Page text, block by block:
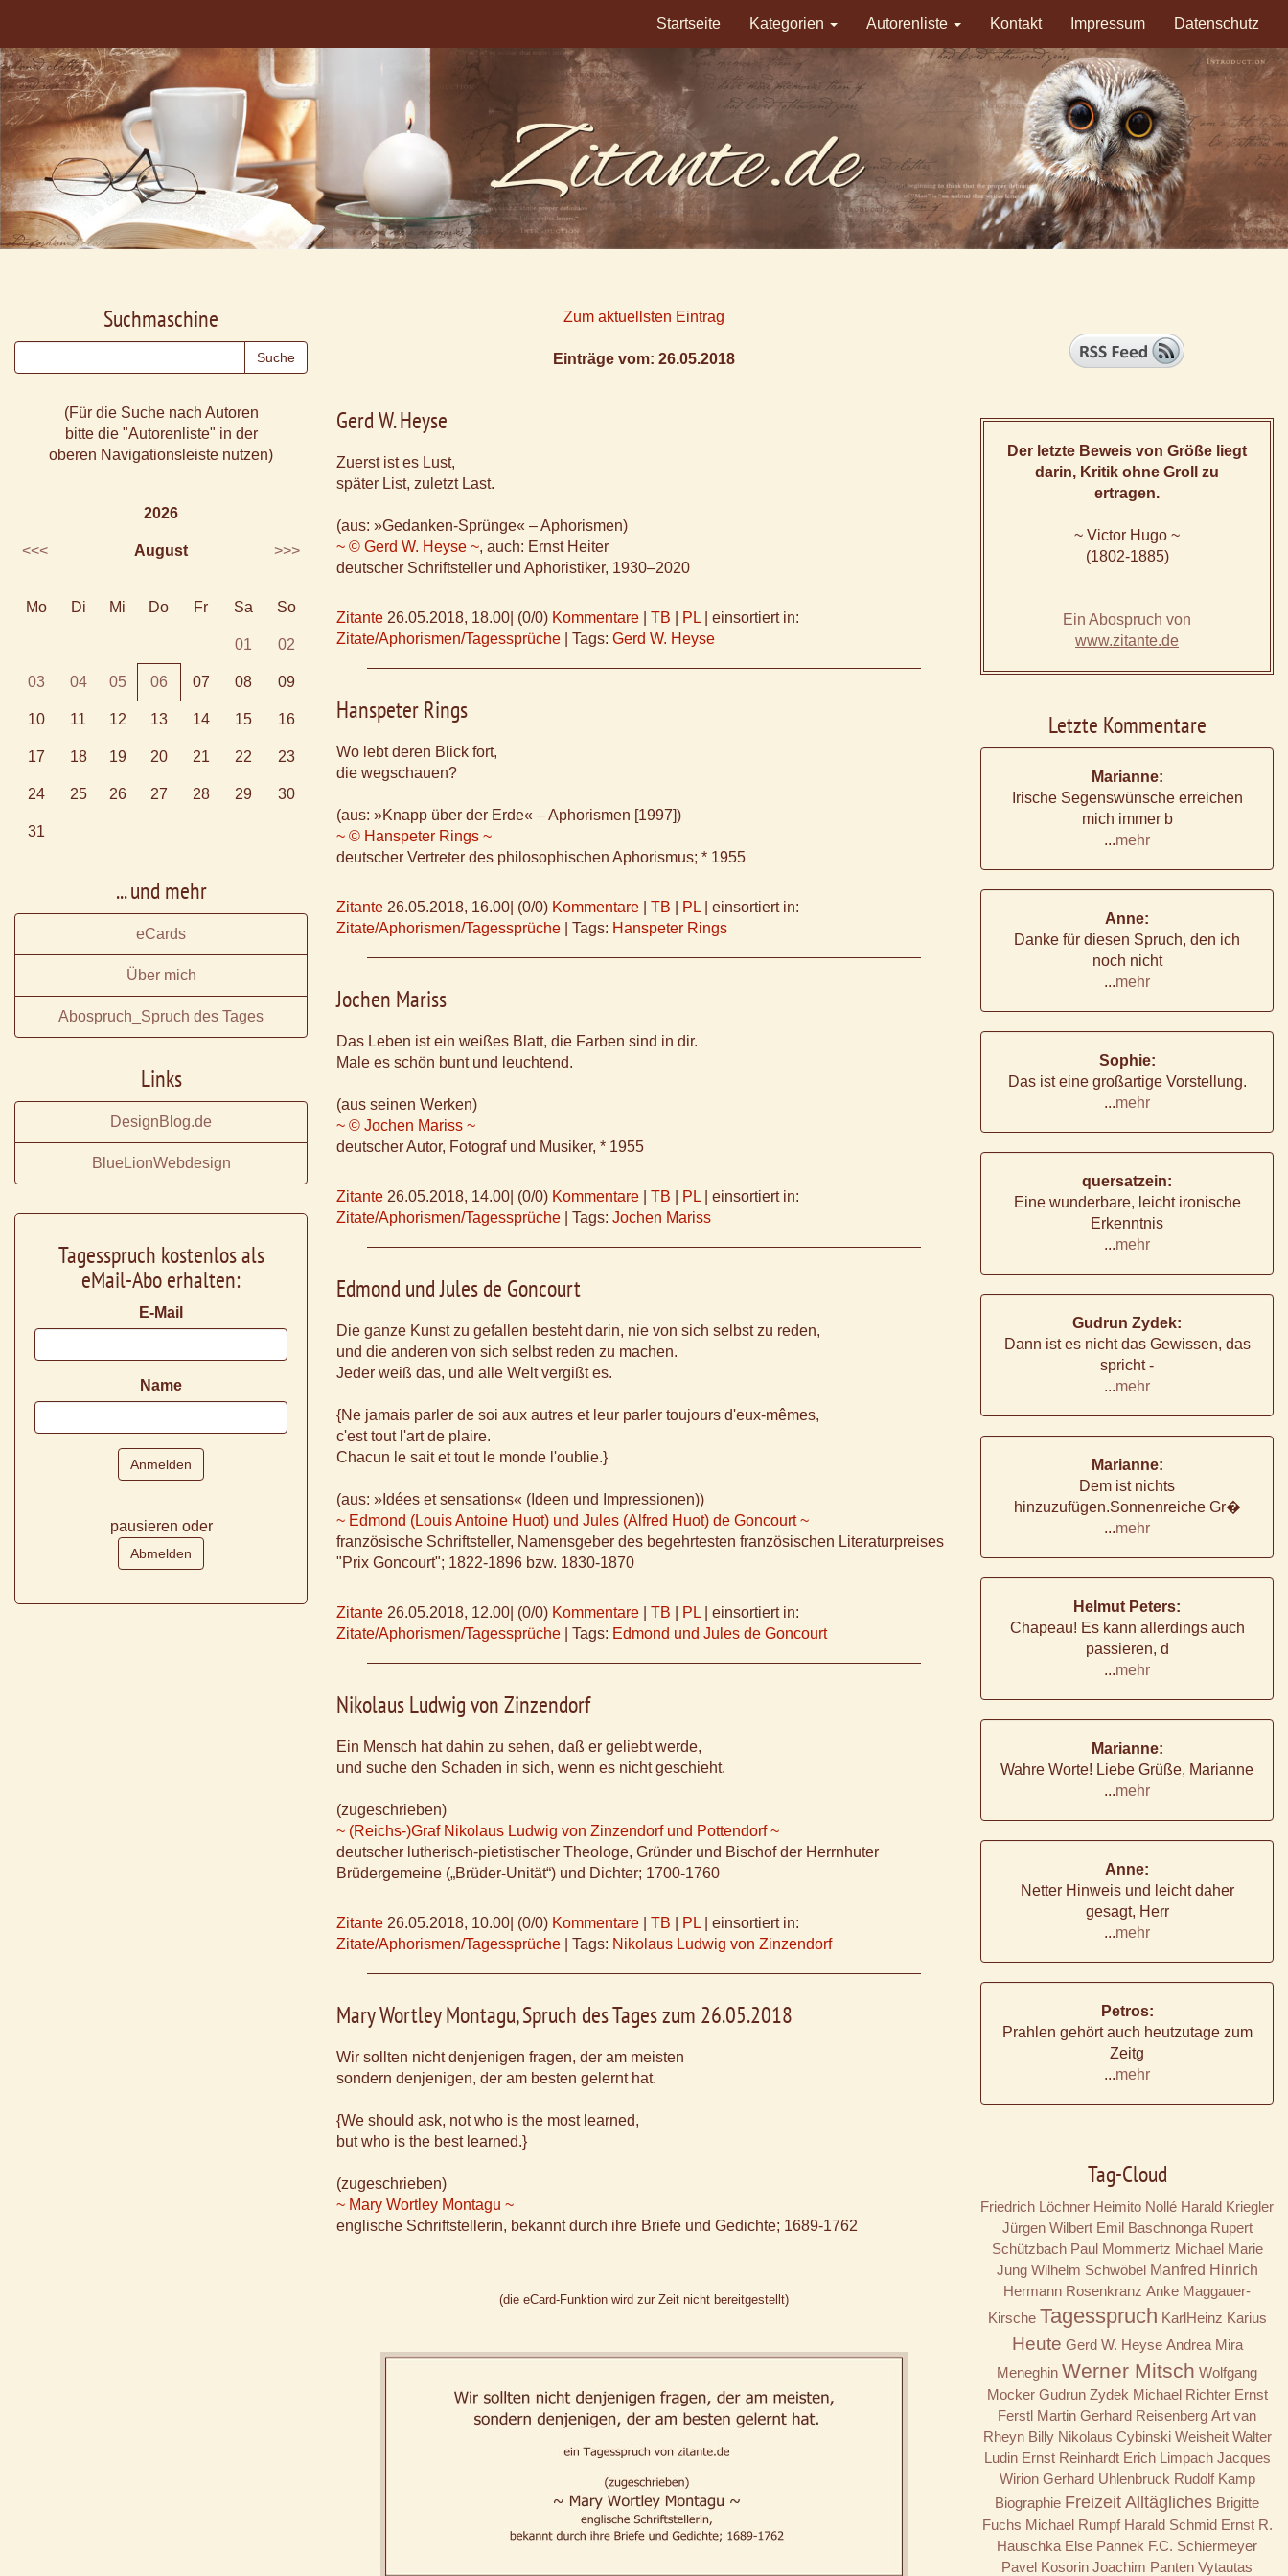
Startseite Kategorien Autorenliste Kontakt Impressum Datenschutz
Zum aktuellsten Eintrag
Einträge vom: 26.05.2018
Gerd W. Heyse
Zuerst ist es Lust,
später List, zuletzt Last.
(aus: »Gedanken-Sprünge« – Aphorismen)
~ © Gerd W. Heyse ~, auch: Ernst Heiter
deutscher Schriftsteller und Aphoristiker, 1930–2020
Zitante 26.05.2018, 18.00 (0/0) Kommentare TB PL
einsortiert in:
Zitate/Aphorismen/Tagessprüche
Tags: Gerd W. Heyse
Hanspeter Rings
Wo lebt deren Blick fort,
die wegschauen?
(aus: »Knapp über der Erde« – Aphorismen [1997])
~ © Hanspeter Rings ~
deutscher Vertreter des philosophischen Aphorismus; * 1955
Zitante 26.05.2018, 16.00 (0/0) Kommentare TB PL
einsortiert in:
Zitate/Aphorismen/Tagessprüche
Tags: Hanspeter Rings
Jochen Mariss
Das Leben ist ein weißes Blatt, die Farben sind in dir.
Male es schön bunt und leuchtend.
(aus seinen Werken)
~ © Jochen Mariss ~
deutscher Autor, Fotograf und Musiker, * 1955
Zitante 26.05.2018, 14.00 (0/0) Kommentare TB PL
einsortiert in:
Zitate/Aphorismen/Tagessprüche
Tags: Jochen Mariss
Edmond und Jules de Goncourt
Die ganze Kunst zu gefallen besteht darin, nie von sich selbst zu reden,
und die anderen von sich selbst reden zu machen.
Jeder weiß das, und alle Welt vergißt es.
{Ne jamais parler de soi aux autres et leur parler toujours d'eux-mêmes,
c'est tout l'art de plaire.
Chacun le sait et tout le monde l'oublie.}
(aus: »Idées et sensations« (Ideen und Impressionen))
~ Edmond (Louis Antoine Huot) und Jules (Alfred Huot) de Goncourt ~
französische Schriftsteller, Namensgeber des begehrtesten französischen Literaturpreises
"Prix Goncourt"; 1822-1896 bzw. 1830-1870
Zitante 26.05.2018, 12.00 (0/0) Kommentare TB PL
einsortiert in:
Zitate/Aphorismen/Tagessprüche
Tags: Edmond und Jules de Goncourt
Nikolaus Ludwig von Zinzendorf
Ein Mensch hat dahin zu sehen, daß er geliebt werde,
und suche den Schaden in sich, wenn es nicht geschieht.
(zugeschrieben)
~ (Reichs-)Graf Nikolaus Ludwig von Zinzendorf und Pottendorf ~
deutscher lutherisch-pietistischer Theologe, Gründer und Bischof der Herrnhuter
Brüdergemeine („Brüder-Unität“) und Dichter; 1700-1760
Zitante 26.05.2018, 10.00 (0/0) Kommentare TB PL
einsortiert in:
Zitate/Aphorismen/Tagessprüche
Tags: Nikolaus Ludwig von Zinzendorf
Mary Wortley Montagu, Spruch des Tages zum 26.05.2018
Wir sollten nicht denjenigen fragen, der am meisten
sondern denjenigen, der am besten gelernt hat.
{We should ask, not who is the most learned,
but who is the best learned.}
(zugeschrieben)
~ Mary Wortley Montagu ~
englische Schriftstellerin, bekannt durch ihre Briefe und Gedichte; 1689-1762
(die eCard-Funktion wird zur Zeit nicht bereitgestellt)
Suchmaschine
(Für die Suche nach Autoren
bitte die "Autorenliste" in der
oberen Navigationsleiste nutzen)
2026
<<< August >>>
Mo Di Mi Do Fr Sa So
01 02
03 04 05 06 07 08 09
10 11 12 13 14 15 16
17 18 19 20 21 22 23
24 25 26 27 28 29 30
31
... und mehr
eCards
Über mich
Abospruch_Spruch des Tages
Links
DesignBlog.de
BlueLionWebdesign
Tagesspruch kostenlos als
eMail-Abo erhalten:
E-Mail
Name
pausieren oder
Der letzte Beweis von Größe liegt
darin, Kritik ohne Groll zu
ertragen.
~ Victor Hugo ~
(1802-1885)
Ein Abospruch von
www.zitante.de
Letzte Kommentare
Marianne:
Irische Segenswünsche erreichen
mich immer b
...mehr
Anne:
Danke für diesen Spruch, den ich
noch nicht
...mehr
Sophie:
Das ist eine großartige Vorstellung.
...mehr
quersatzein:
Eine wunderbare, leicht ironische
Erkenntnis
...mehr
Gudrun Zydek:
Dann ist es nicht das Gewissen, das
spricht -
...mehr
Marianne:
Dem ist nichts
hinzuzufügen.Sonnenreiche Gr�
...mehr
Helmut Peters:
Chapeau! Es kann allerdings auch
passieren, d
...mehr
Marianne:
Wahre Worte! Liebe Grüße, Marianne
...mehr
Anne:
Netter Hinweis und leicht daher
gesagt, Herr
...mehr
Petros:
Prahlen gehört auch heutzutage zum
Zeitg
...mehr
Tag-Cloud
Friedrich Löchner Heimito Nollé Harald Kriegler
Jürgen Wilbert Emil Baschnonga Rupert
Schützbach Paul Mommertz Michael Marie
Jung Wilhelm Schwöbel Manfred Hinrich
Hermann Rosenkranz Anke Maggauer-
Kirsche Tagesspruch KarlHeinz Karius
Heute Gerd W. Heyse Andrea Mira
Meneghin Werner Mitsch Wolfgang
Mocker Gudrun Zydek Michael Richter Ernst
Ferstl Martin Gerhard Reisenberg Art van
Rheyn Billy Nikolaus Cybinski Weisheit Walter
Ludin Ernst Reinhardt Erich Limpach Jacques
Wirion Gerhard Uhlenbruck Rudolf Kamp
Biographie FreizeitAlltägliches Brigitte
Fuchs Michael Rumpf Harald Schmid Ernst R.
Hauschka Else Pannek F.C. Schiermeyer
Pavel Kosorin Joachim Panten Vytautas